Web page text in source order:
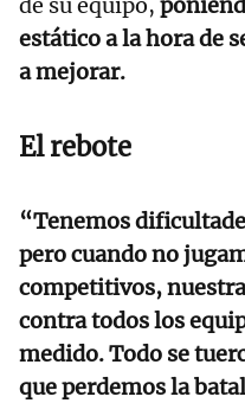
de su equipo,
estático a la hora de
a mejorar.
El rebote
“Tenemos
pero cuando no
competitivos,
contra todos los
medido. Todo se
que perdemos la